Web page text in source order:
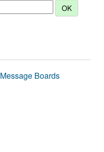
Message Boards